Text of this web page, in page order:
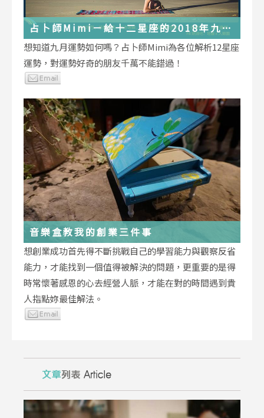
占卜師Mimi－給十二星座的2018年九月
運勢小叮嚀
想知道九月運勢如何嗎？占卜師Mimi為各位解析12星座
運勢，對運勢好奇的朋友千萬不能錯過！
音樂盒教我的創業三件事
想創業成功首先得不斷挑戰自己的學習能力與觀察反省
能力，才能找到一個值得被解決的問題，更重要的是得
時常懷著感恩的心去經營人脈，才能在對的時間遇到貴
人指點妳最佳解法。